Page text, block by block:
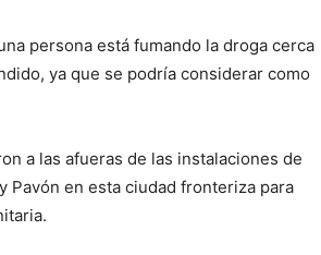
persona está fumando la droga cerca
ya que se podría considerar como
a las afueras de las instalaciones de
Pavón en esta ciudad fronteriza para